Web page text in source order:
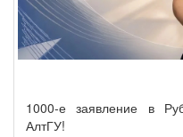
1000-е заявление в
АлтГУ!